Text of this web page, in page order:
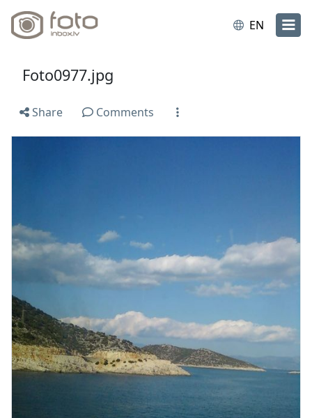
EN
Foto0977.jpg
Share Comments